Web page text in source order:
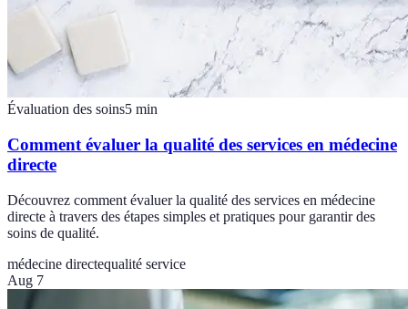
Évaluation des soins5 min
Comment évaluer la qualité des services en médecine
directe
Découvrez comment évaluer la qualité des services en médecine
directe à travers des étapes simples et pratiques pour garantir des
soins de qualité.
médecine directequalité service
Aug 7